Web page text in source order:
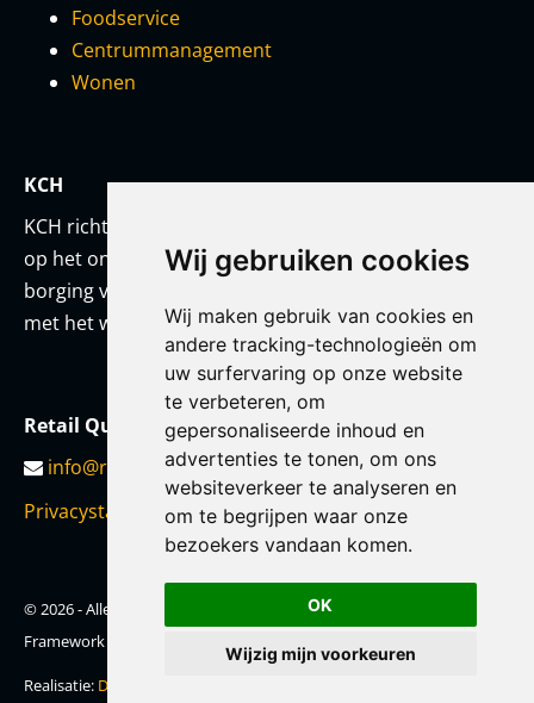
Wij gebruiken cookies
Wij maken gebruik van cookies en
andere tracking-technologieën om
uw surfervaring op onze website
te verbeteren, om
gepersonaliseerde inhoud en
advertenties te tonen, om ons
websiteverkeer te analyseren en
om te begrijpen waar onze
bezoekers vandaan komen.
OK
Wijzig mijn voorkeuren
Foodservice
Centrummanagement
Wonen
KCH
KCH richt zich met een team van onderwijskundigen
op het ontwikkelen van prestatiestandaarden en
borging van kwaliteit. KCH werkt altijd in co-creatie
met het werkveld en/of met haar opdrachtgever.
Retail Qualification Framework
info@retailqf.nl
Privacystatement
© 2026 - Alle rechten voorbehouden - Retail Qualification
Framework
Realisatie: Doelbewust Online Marketing